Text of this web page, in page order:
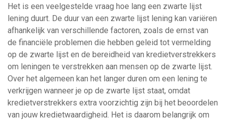
Het is een veelgestelde vraag hoe lang een zwarte lijst
lening duurt. De duur van een zwarte lijst lening kan variëren
afhankelijk van verschillende factoren, zoals de ernst van
de financiële problemen die hebben geleid tot vermelding
op de zwarte lijst en de bereidheid van kredietverstrekkers
om leningen te verstrekken aan mensen op de zwarte lijst.
Over het algemeen kan het langer duren om een lening te
verkrijgen wanneer je op de zwarte lijst staat, omdat
kredietverstrekkers extra voorzichtig zijn bij het beoordelen
van jouw kredietwaardigheid. Het is daarom belangrijk om